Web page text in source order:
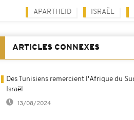
APARTHEID ISRAËL
ARTICLES CONNEXES
Des Tunisiens remercient l'Afrique du
Israël
13/08/2024